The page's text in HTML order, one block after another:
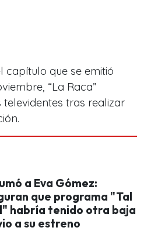
capítulo que se emitió
“La Raca”
tras realizar
a Eva Gómez:
que programa "Tal
habría tenido otra baja
a su estreno